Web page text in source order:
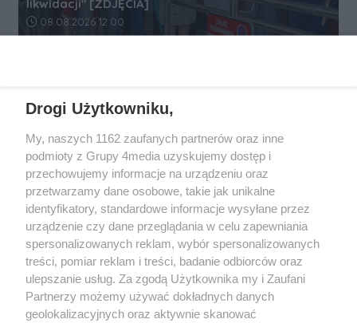
likwidacji" [ZDJĘCIA]
Data dodania artykułu:
08.08.2026 12:00
Wydawcą rzeszow-info.pljest:
FUNDACJA MEDIÓW NIEZALEŻNYCH LIBERTAS
ul. Kopernika 10, 35-002 Rzeszów
e-mail:redakcja@rzeszow-info.pl
Drogi Użytkowniku,
My, naszych 1162 zaufanych partnerów oraz inne
podmioty z Grupy 4media uzyskujemy dostęp i
przechowujemy informacje na urządzeniu oraz
przetwarzamy dane osobowe, takie jak unikalne
identyfikatory, standardowe informacje wysyłane przez
urządzenie czy dane przeglądania w celu zapewniania
spersonalizowanych reklam, wybór spersonalizowanych
treści, pomiar reklam i treści, badanie odbiorców oraz
ulepszanie usług. Za zgodą Użytkownika my i Zaufani
Partnerzy możemy używać dokładnych danych
geolokalizacyjnych oraz aktywnie skanować